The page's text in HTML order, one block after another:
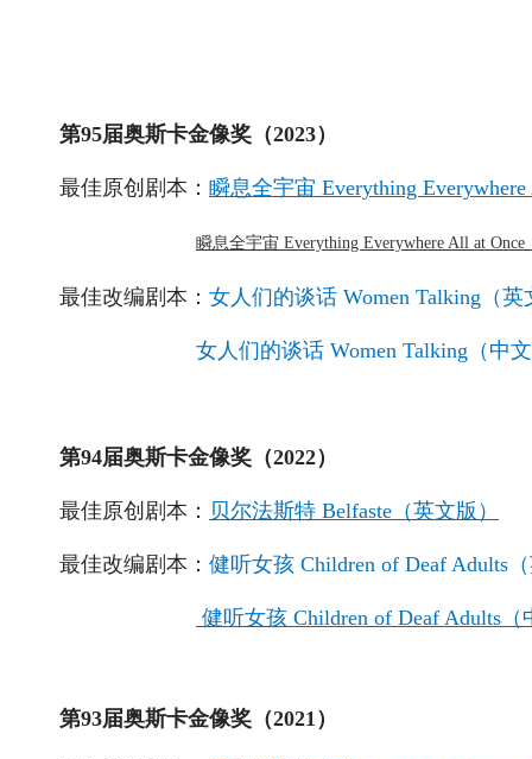
第95届奥斯卡金像奖（2023）
最佳原创剧本： 瞬息全宇宙 Everything
瞬息全宇宙 Everything Everywhere All at
最佳改编剧本： 女人们的谈话 Women Talking（英
女人们的谈话 Women Talking（中
第94届奥斯卡金像奖（2022）
最佳原创剧本： 贝尔法斯特 Belfaste（英文版）
最佳改编剧本： 健听女孩 Children of Deaf Adults
健听女孩 Children of Deaf Adults（
第93届奥斯卡金像奖（2021）